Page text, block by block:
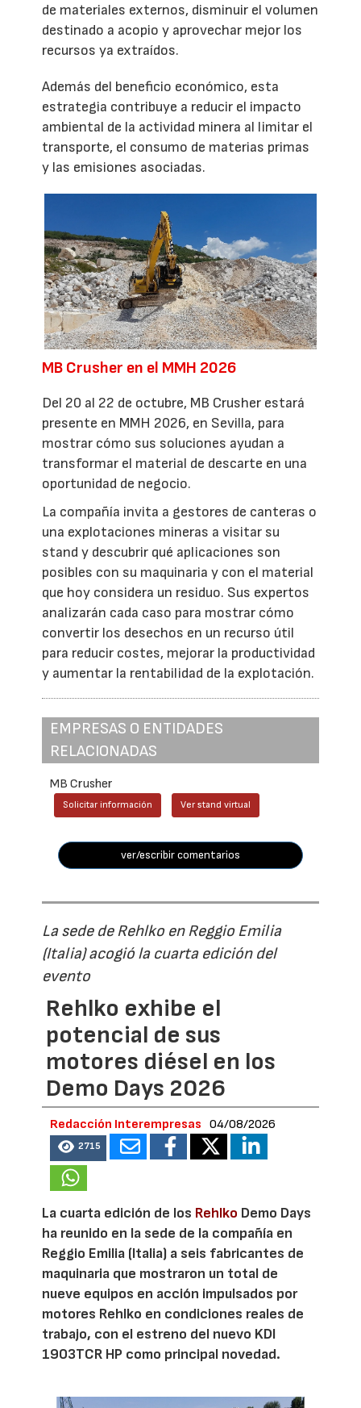
de materiales externos, disminuir el volumen
destinado a acopio y aprovechar mejor los
recursos ya extraídos.
Además del beneficio económico, esta
estrategia contribuye a reducir el impacto
ambiental de la actividad minera al limitar el
transporte, el consumo de materias primas
y las emisiones asociadas.
MB Crusher en el MMH 2026
Del 20 al 22 de octubre, MB Crusher estará
presente en MMH 2026, en Sevilla, para
mostrar cómo sus soluciones ayudan a
transformar el material de descarte en una
oportunidad de negocio.
La compañía invita a gestores de canteras o
una explotaciones mineras a visitar su
stand y descubrir qué aplicaciones son
posibles con su maquinaria y con el material
que hoy considera un residuo. Sus expertos
analizarán cada caso para mostrar cómo
convertir los desechos en un recurso útil
para reducir costes, mejorar la productividad
y aumentar la rentabilidad de la explotación.
EMPRESAS O ENTIDADES
RELACIONADAS
MB Crusher
Solicitar información Ver stand virtual
ver/escribir comentarios
La sede de Rehlko en Reggio Emilia
(Italia) acogió la cuarta edición del
evento
Rehlko exhibe el
potencial de sus
motores diésel en los
Demo Days 2026
Redacción Interempresas 04/08/2026
2715
La cuarta edición de los Rehlko Demo Days
ha reunido en la sede de la compañía en
Reggio Emilia (Italia) a seis fabricantes de
maquinaria que mostraron un total de
nueve equipos en acción impulsados por
motores Rehlko en condiciones reales de
trabajo, con el estreno del nuevo KDI
1903TCR HP como principal novedad.